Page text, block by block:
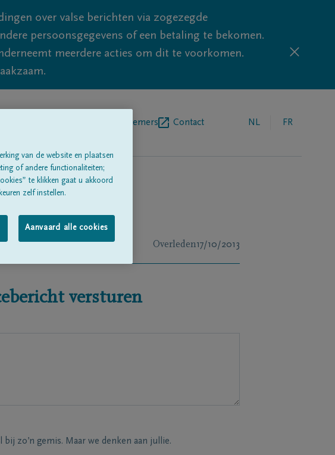
over valse berichten via zogezegde
persoonsgegevens of een betaling te bekomen.
meerdere acties om dit te voorkomen.
Begrafenisondernemers Contact NL FR
Overleden17/10/2013
versturen
zo’n gemis. Maar we denken aan jullie.
van de website en plaatsen
of andere functionaliteiten;
te klikken gaat u akkoord
zelf instellen.
Aanvaard alle cookies